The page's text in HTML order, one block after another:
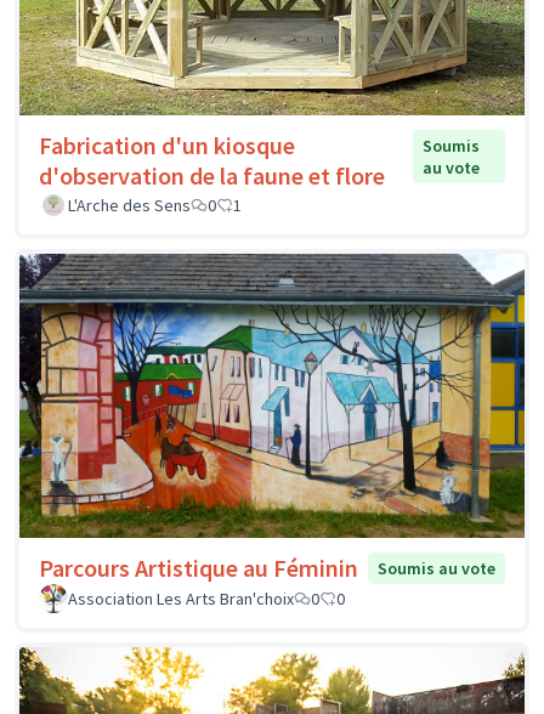
Fabrication d'un kiosque
d'observation de la faune et flore
Soumis
au vote
L'Arche des Sens
0 1
Parcours Artistique au Féminin
Soumis au vote
Association Les Arts Bran'choix
0 0